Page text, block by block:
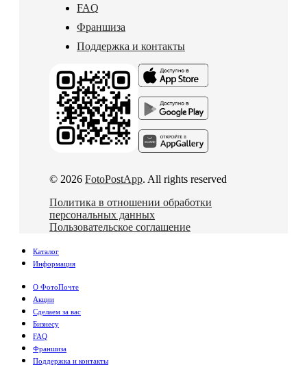
FAQ
Франшиза
Поддержка и контакты
© 2026 FotoPostApp. All rights reserved
Политика в отношении обработки
персональных данных
Пользовательское соглашение
Каталог
Информация
О ФотоПочте
Акции
Сделаем за вас
Бизнесу
FAQ
Франшиза
Поддержка и контакты